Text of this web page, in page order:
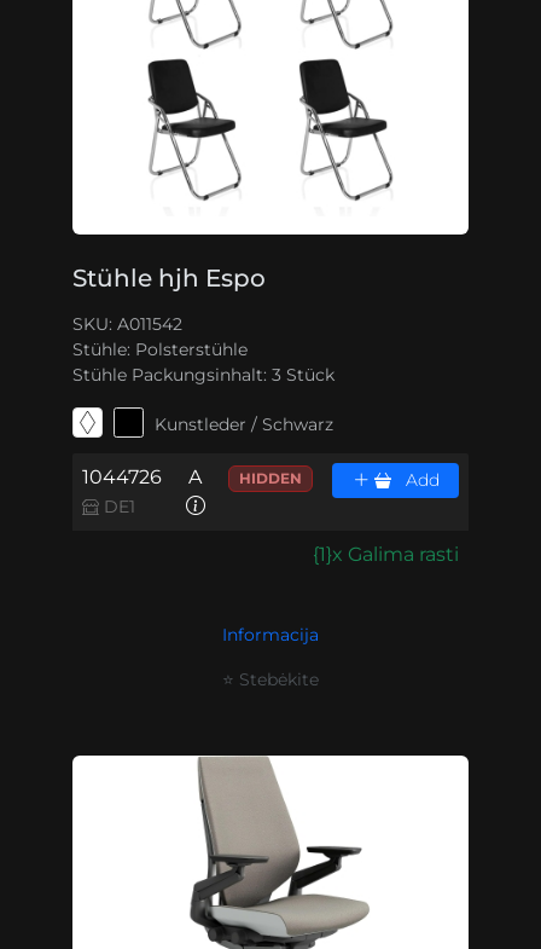
Stühle hjh Espo
SKU: A011542
Stühle: Polsterstühle
Stühle Packungsinhalt: 3 Stück
Kunstleder / Schwarz
1044726
DE1
A HIDDEN Add
{1}x Galima rasti
Informacija
⭐ Stebėkite